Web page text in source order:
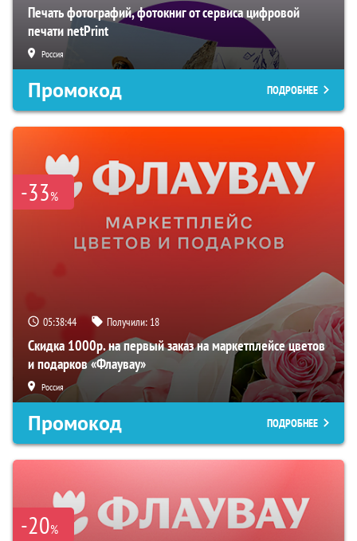
Печать фотографий, фотокниг от сервиса цифровой
печати netPrint
Россия
Промокод ПОДРОБНЕЕ
-33%
05:38:43 Получили: 18
Скидка 1000р. на первый заказ на маркетплейсе цветов
и подарков «Флаувау»
Россия
Промокод ПОДРОБНЕЕ
-20%